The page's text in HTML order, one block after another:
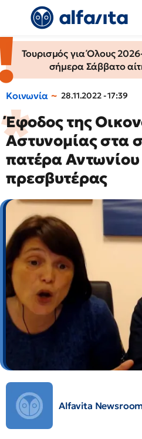
Τουρισμός για Όλους
σήμερα Σάββατο
Κοινωνία 28.11.2022 - 17:39
Έφοδος της
Αστυνομίας στα
πατέρα Αντωνίου
πρεσβυτέρας
Alfavita